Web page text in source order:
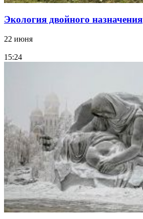
Экология двойного назначения
22 июня
15:24